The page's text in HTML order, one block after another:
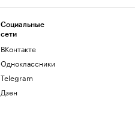
Социальные
сети
ВКонтакте
Одноклассники
Telegram
Дзен